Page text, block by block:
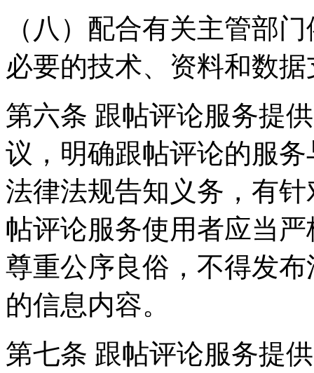
（八）配合有关主管部
必要的技术、资料和数
第六条 跟帖评论服务提
议，明确跟帖评论的服
法律法规告知义务，有
帖评论服务使用者应当
尊重公序良俗，不得发
的信息内容。
第七条 跟帖评论服务提